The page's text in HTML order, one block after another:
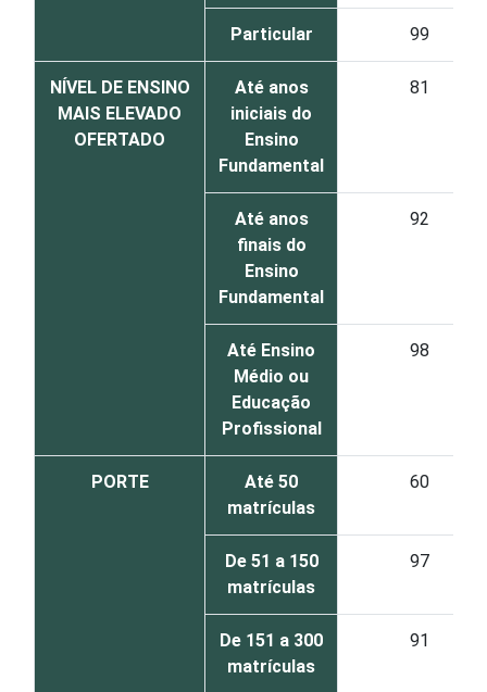
Particular 99
NÍVEL DE ENSINO
MAIS ELEVADO
OFERTADO
Até anos
iniciais do
Ensino
Fundamental
81
Até anos
finais do
Ensino
Fundamental
92
Até Ensino
Médio ou
Educação
Profissional
98
PORTE
Até 50
matrículas
60
De 51 a 150
matrículas
97
De 151 a 300
matrículas
91